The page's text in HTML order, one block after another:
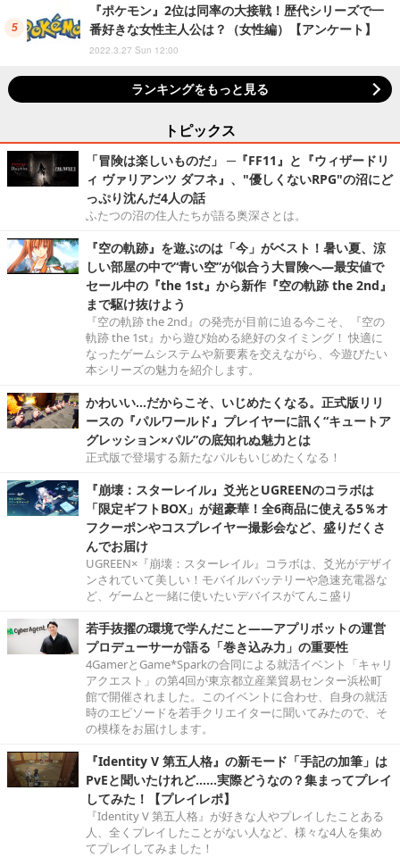
『ポケモン』2位は同率の大接戦！歴代シリーズで一
番好きな女性主人公は？（女性編）【アンケート】
2022.3.27 Sun 12:00
ランキングをもっと見る
トピックス
「冒険は楽しいものだ」 ─『FF11』と『ウィザードリ
ィ ヴァリアンツ ダフネ』、"優しくないRPG"の沼にど
っぷり沈んだ4人の話
ふたつの沼の住人たちが語る奥深さとは。
『空の軌跡』を遊ぶのは「今」がベスト！暑い夏、涼
しい部屋の中で“青い空”が似合う大冒険へ―最安値で
セール中の『the 1st』から新作『空の軌跡 the 2nd』
まで駆け抜けよう
『空の軌跡 the 2nd』の発売が目前に迫る今こそ、『空の
軌跡 the 1st』から遊び始める絶好のタイミング！ 快適に
なったゲームシステムや新要素を交えながら、今遊びたい
本シリーズの魅力を紹介します。
かわいい…だからこそ、いじめたくなる。正式版リリ
ースの『パルワールド』プレイヤーに訊く“キュートア
グレッション×パル”の底知れぬ魅力とは
正式版で登場する新たなパルもいじめたくなる！
『崩壊：スターレイル』爻光とUGREENのコラボは
「限定ギフトBOX」が超豪華！全6商品に使える5％オ
フクーポンやコスプレイヤー撮影会など、盛りだくさ
んでお届け
UGREEN×『崩壊：スターレイル』コラボは、爻光がデザイ
ンされていて美しい！モバイルバッテリーや急速充電器な
ど、ゲームと一緒に使いたいデバイスがてんこ盛り
若手抜擢の環境で学んだこと――アプリボットの運営
プロデューサーが語る「巻き込み力」の重要性
4GamerとGame*Sparkの合同による就活イベント「キャリ
アクエスト」の第4回が東京都立産業貿易センター浜松町
館で開催されました。このイベントに合わせ、自身の就活
時のエピソードを若手クリエイターに聞いてみたので、そ
の模様をお届けします。
『Identity V 第五人格』の新モード「手記の加筆」は
PvEと聞いたけれど……実際どうなの？集まってプレイ
してみた！【プレイレポ】
『Identity V 第五人格』が好きな人やプレイしたことある
人、全くプレイしたことがない人など、様々な4人を集め
てプレイしてみました！